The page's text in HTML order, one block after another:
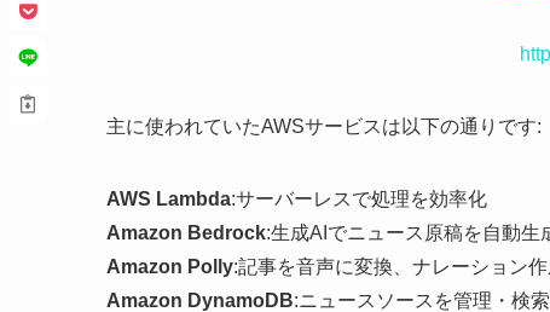
主に使われていたAWSサービスは以下の通りです:
AWS Lambda:サーバーレスで処理を効率化
Amazon Bedrock:生成AIでニュース原稿を自動生
Amazon Polly:記事を音声に変換、ナレーション
Amazon DynamoDB:ニュースソースを管理・検索